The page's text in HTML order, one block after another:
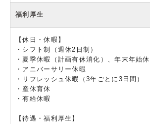
福利厚生
【休日・休暇】
・シフト制（週休2日制）
・夏季休暇（計画有休消化）、年末年始
・アニバーサリー休暇
・リフレッシュ休暇（3年ごとに3日間）
・産休育休
・有給休暇
【待遇・福利厚生】